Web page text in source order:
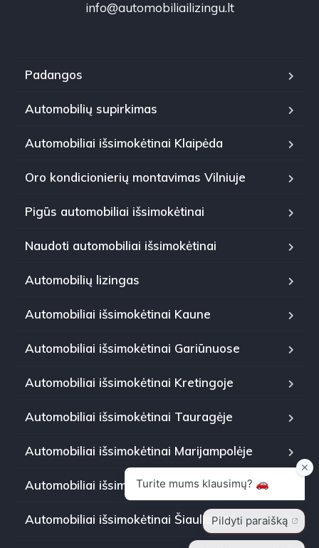
info@automobiliailizingu.lt
Padangos
Automobilių supirkimas
Automobiliai išsimokėtinai Klaipėda
Oro kondicionierių montavimas Vilniuje
Pigūs automobiliai išsimokėtinai
Naudoti automobiliai išsimokėtinai
Automobilių lizingas
Automobiliai išsimokėtinai Kaune
Automobiliai išsimokėtinai Gariūnuose
Automobiliai išsimokėtinai Kretingoje
Automobiliai išsimokėtinai Tauragėje
Automobiliai išsimokėtinai Marijampolėje
Automobiliai išsimokėtinai Panevėžyje
Automobiliai išsimokėtinai Šiauliuose